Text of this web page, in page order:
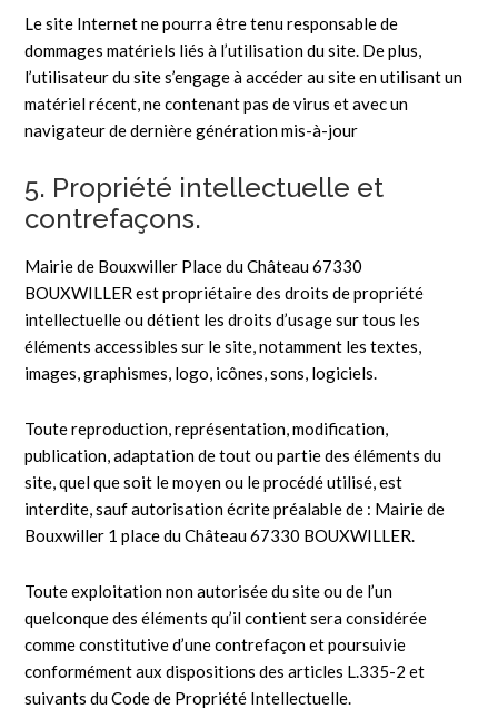
Le site Internet ne pourra être tenu responsable de
dommages matériels liés à l’utilisation du site. De plus,
l’utilisateur du site s’engage à accéder au site en utilisant un
matériel récent, ne contenant pas de virus et avec un
navigateur de dernière génération mis-à-jour
5. Propriété intellectuelle et
contrefaçons.
Mairie de Bouxwiller Place du Château 67330
BOUXWILLER est propriétaire des droits de propriété
intellectuelle ou détient les droits d’usage sur tous les
éléments accessibles sur le site, notamment les textes,
images, graphismes, logo, icônes, sons, logiciels.
Toute reproduction, représentation, modification,
publication, adaptation de tout ou partie des éléments du
site, quel que soit le moyen ou le procédé utilisé, est
interdite, sauf autorisation écrite préalable de : Mairie de
Bouxwiller 1 place du Château 67330 BOUXWILLER.
Toute exploitation non autorisée du site ou de l’un
quelconque des éléments qu’il contient sera considérée
comme constitutive d’une contrefaçon et poursuivie
conformément aux dispositions des articles L.335-2 et
suivants du Code de Propriété Intellectuelle.